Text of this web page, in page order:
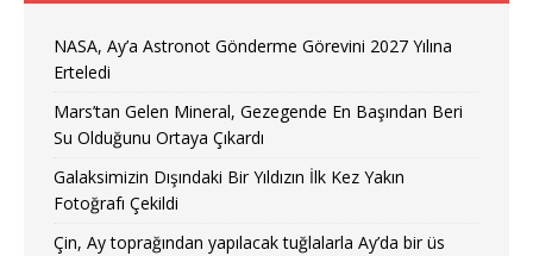
NASA, Ay’a Astronot Gönderme Görevini 2027 Yılına
Erteledi
Mars’tan Gelen Mineral, Gezegende En Başından Beri
Su Olduğunu Ortaya Çıkardı
Galaksimizin Dışındaki Bir Yıldızın İlk Kez Yakın
Fotoğrafı Çekildi
Çin, Ay toprağından yapılacak tuğlalarla Ay’da bir üs